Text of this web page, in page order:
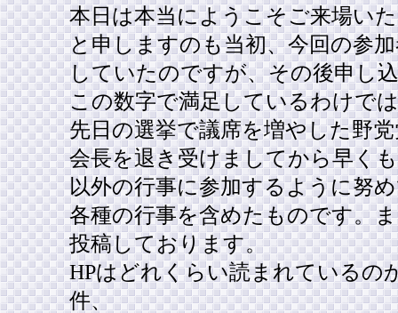
本日は本当にようこそご来場い
と申しますのも当初、今回の参
していたのですが、その後申し
この数字で満足しているわけで
先日の選挙で議席を増やした野
会長を退き受けましてから早く
以外の行事に参加するように努
各種の行事を含めたものです。
投稿しております。
HPはどれくらい読まれているの
件、